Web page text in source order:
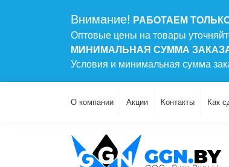
Внимание! РАБОТАЕМ
Оптовые цены на товары
МИНИМАЛЬНАЯ СУММА ЗАКАЗА:
Условия и минимальная сумма
О компании Акции Контакты Как